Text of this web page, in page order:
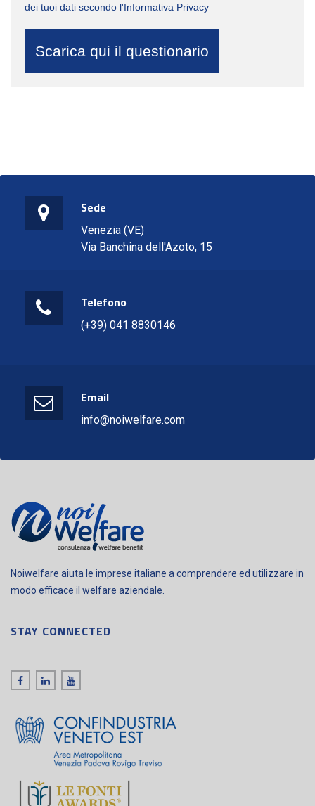
dei tuoi dati secondo l'Informativa Privacy
Scarica qui il questionario
Sede
Venezia (VE)
Via Banchina dell'Azoto, 15
Telefono
(+39) 041 8830146
Email
info@noiwelfare.com
Noiwelfare aiuta le imprese italiane a comprendere ed utilizzare in
modo efficace il welfare aziendale.
STAY CONNECTED